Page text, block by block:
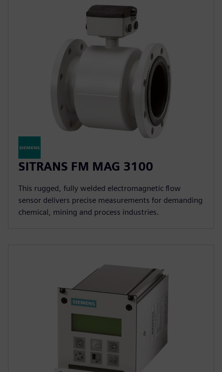
SITRANS FM MAG 3100
This rugged, fully welded electromagnetic flow
sensor delivers precise measurements for demanding
chemical, mining and process industries.